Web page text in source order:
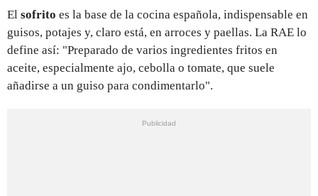
El sofrito es la base de la cocina española, indispensable en
guisos, potajes y, claro está, en arroces y paellas. La RAE lo
define así: "Preparado de varios ingredientes fritos en
aceite, especialmente ajo, cebolla o tomate, que suele
añadirse a un guiso para condimentarlo".